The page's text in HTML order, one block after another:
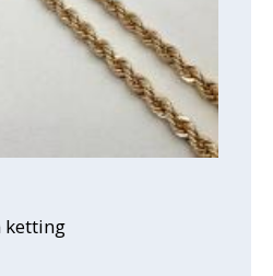
ketting